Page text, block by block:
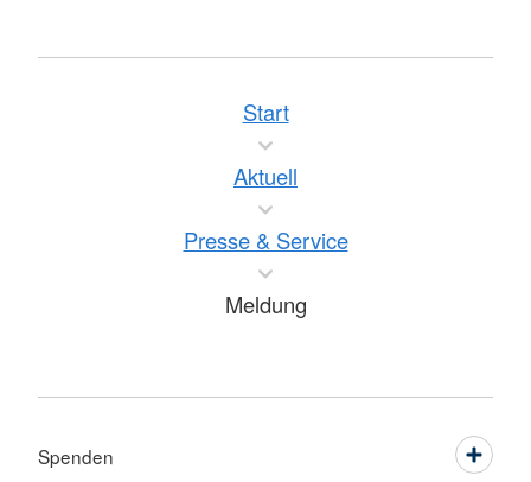
Start
Aktuell
Presse & Service
Meldung
Spenden